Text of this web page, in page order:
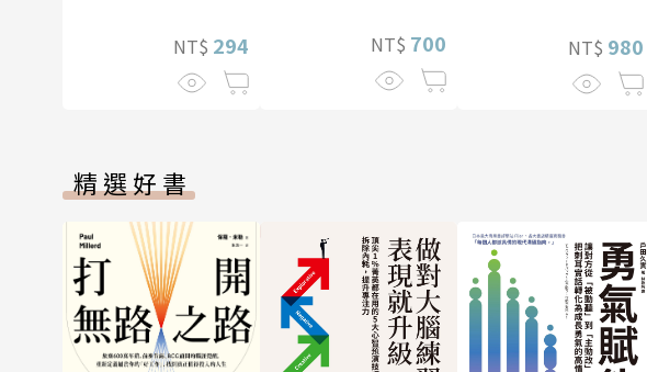
NT$ 294 NT$ 700 NT$ 980
精選好書